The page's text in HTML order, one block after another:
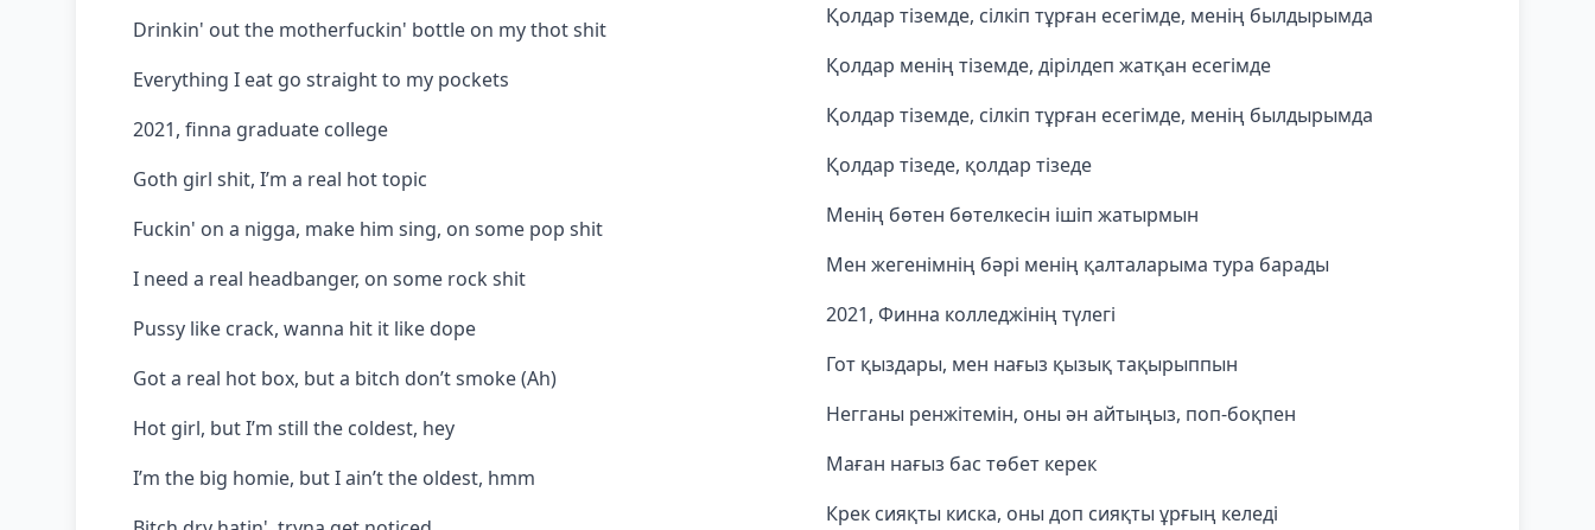
Drinkin' out the motherfuckin' bottle on my thot shit
Everything I eat go straight to my pockets
2021, finna graduate college
Goth girl shit, I’m a real hot topic
Fuckin' on a nigga, make him sing, on some pop shit
I need a real headbanger, on some rock shit
Pussy like crack, wanna hit it like dope
Got a real hot box, but a bitch don’t smoke (Ah)
Hot girl, but I’m still the coldest, hey
I’m the big homie, but I ain’t the oldest, hmm
Қолдар тіземде, сілкіп тұрған есегімде, менің былдырымда
Қолдар менің тіземде, дірілдеп жатқан есегімде
Қолдар тіземде, сілкіп тұрған есегімде, менің былдырымда
Қолдар тізеде, қолдар тізеде
Менің бөтен бөтелкесін ішіп жатырмын
Мен жегенімнің бәрі менің қалталарыма тура барады
2021, Финна колледжінің түлегі
Гот қыздары, мен нағыз қызық тақырыппын
Негганы ренжітемін, оны ән айтыңыз, поп-боқпен
Маған нағыз бас төбет керек
Крек сияқты киска, оны доп сияқты ұрғың келеді